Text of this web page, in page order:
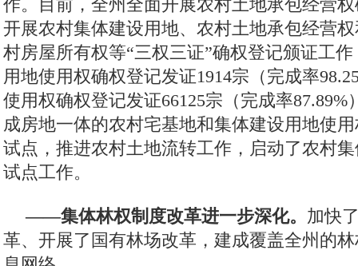
作。目前，全州全面开展农村土地承包经营
开展农村集体建设用地、农村土地承包经营
村房屋所有权等“三权三证”确权登记颁证工
用地使用权确权登记发证1914宗（完成率
使用权确权登记发证66125宗（完成率87.89%
成房地一体的农村宅基地和集体建设用地使
试点，推进农村土地流转工作，启动了农村
试点工作。
——集体林权制度改革进一步深化。 加快
革、开展了国有林场改革，建成覆盖全州的